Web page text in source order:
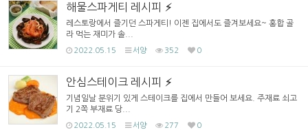
해물스파게티 레시피
레스토랑에서 즐기던 스파게티! 이젠 집에서도 즐겨보세요~ 홍합 골
라 먹는 재미가 솔...
2022.05.15 서양 352 0
안심스테이크 레시피
기념일날 분위기 있게 스테이크를 집에서 만들어 보세요. 주재료 쇠고
기 2쪽 부재료 당...
2022.05.15 서양 277 0